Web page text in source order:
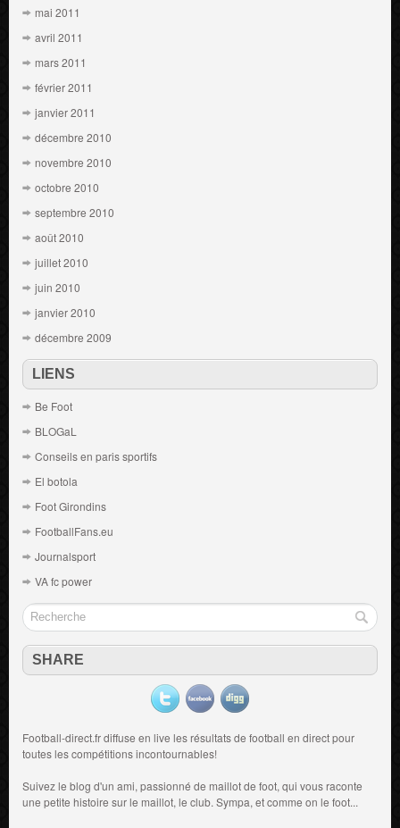
mai 2011
avril 2011
mars 2011
février 2011
janvier 2011
décembre 2010
novembre 2010
octobre 2010
septembre 2010
août 2010
juillet 2010
juin 2010
janvier 2010
décembre 2009
LIENS
Be Foot
BLOGaL
Conseils en paris sportifs
El botola
Foot Girondins
FootballFans.eu
Journalsport
VA fc power
SHARE
Football-direct.fr diffuse en live les résultats de football en directpour
toutes les compétitions incontournables!
Suivez le blog d'un ami, passionné de maillot de foot, qui vous raconte
une petite histoire sur le maillot, le club. Sympa, et comme on le foot...